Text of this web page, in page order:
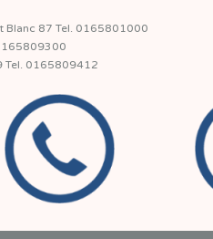
Blanc 87 Tel. 0165801000
Tel. 0165809412